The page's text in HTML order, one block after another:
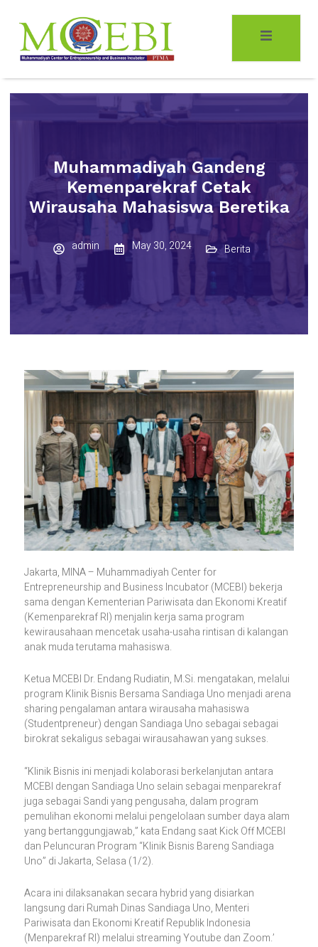
Muhammadiyah Gandeng
Kemenparekraf Cetak
Wirausaha Mahasiswa Beretika
admin May 30, 2024 Berita
Jakarta, MINA – Muhammadiyah Center for
Entrepreneurship and Business Incubator (MCEBI) bekerja
sama dengan Kementerian Pariwisata dan Ekonomi Kreatif
(Kemenparekraf RI) menjalin kerja sama program
kewirausahaan mencetak usaha-usaha rintisan di kalangan
anak muda terutama mahasiswa.
Ketua MCEBI Dr. Endang Rudiatin, M.Si. mengatakan, melalui
program Klinik Bisnis Bersama Sandiaga Uno menjadi arena
sharing pengalaman antara wirausaha mahasiswa
(Studentpreneur) dengan Sandiaga Uno sebagai sebagai
birokrat sekaligus sebagai wirausahawan yang sukses.
“Klinik Bisnis ini menjadi kolaborasi berkelanjutan antara
MCEBI dengan Sandiaga Uno selain sebagai menparekraf
juga sebagai Sandi yang pengusaha, dalam program
pemulihan ekonomi melalui pengelolaan sumber daya alam
yang bertanggungjawab,” kata Endang saat Kick Off MCEBI
dan Peluncuran Program “Klinik Bisnis Bareng Sandiaga
Uno” di Jakarta, Selasa (1/2).
Acara ini dilaksanakan secara hybrid yang disiarkan
langsung dari Rumah Dinas Sandiaga Uno, Menteri
Pariwisata dan Ekonomi Kreatif Republik Indonesia
(Menparekraf RI) melalui streaming Youtube dan Zoom.’